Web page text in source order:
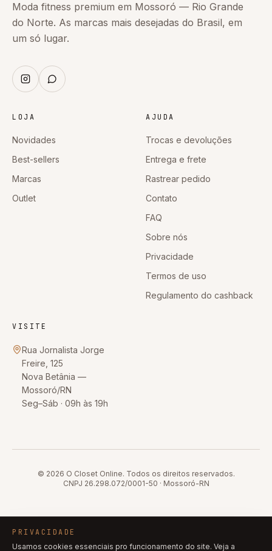
Moda fitness premium em Mossoró — Rio Grande
do Norte. As marcas mais desejadas do Brasil, em
um só lugar.
LOJA
Novidades
Best-sellers
Marcas
Outlet
AJUDA
Trocas e devoluções
Entrega e frete
Rastrear pedido
Contato
FAQ
Sobre nós
Privacidade
Termos de uso
Regulamento do cashback
VISITE
Rua Jornalista Jorge
Freire, 125
Nova Betânia —
Mossoró/RN
Seg–Sáb · 09h às 19h
© 2026 O Closet Online. Todos os direitos reservados.
CNPJ 26.298.072/0001-50 · Mossoró-RN
PRIVACIDADE
Usamos cookies essenciais pro funcionamento do site. Veja a